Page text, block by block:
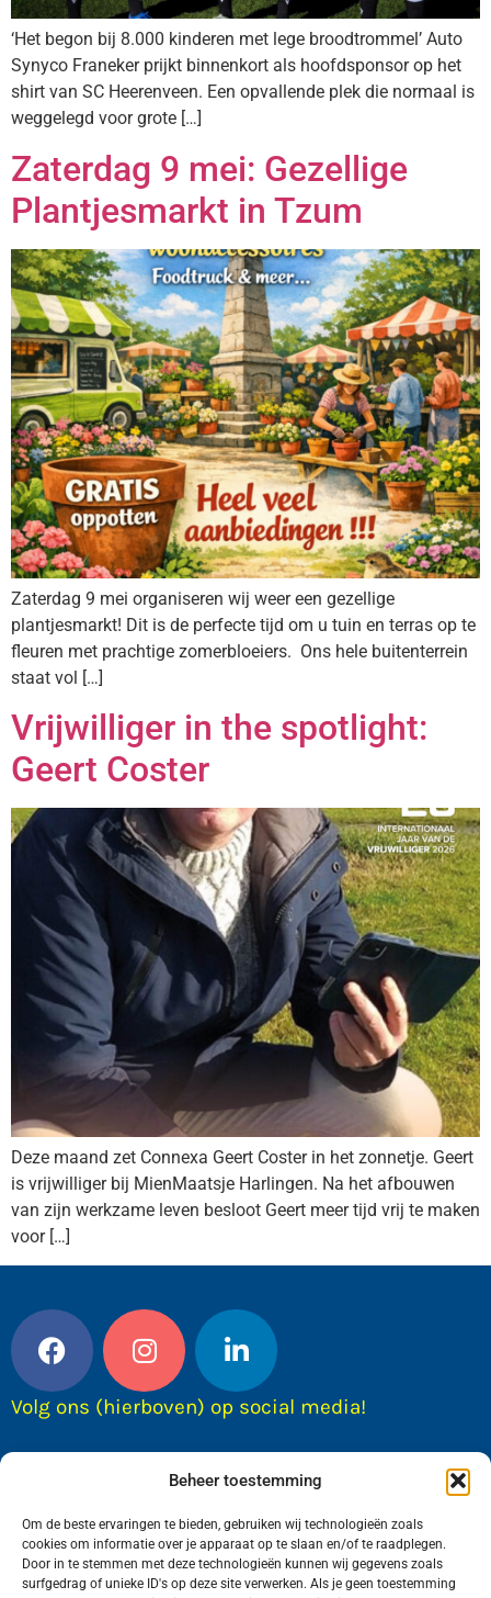
Beheer toestemming
Om de beste ervaringen te bieden, gebruiken wij technologieën zoals
cookies om informatie over je apparaat op te slaan en/of te raadplegen.
Door in te stemmen met deze technologieën kunnen wij gegevens zoals
surfgedrag of unieke ID's op deze site verwerken. Als je geen toestemming
‘Het begon bij 8.000 kinderen met lege broodtrommel’ Auto
Synyco Franeker prijkt binnenkort als hoofdsponsor op het
shirt van SC Heerenveen. Een opvallende plek die normaal is
weggelegd voor grote […]
Zaterdag 9 mei: Gezellige
Plantjesmarkt in Tzum
Zaterdag 9 mei organiseren wij weer een gezellige
plantjesmarkt! Dit is de perfecte tijd om u tuin en terras op te
fleuren met prachtige zomerbloeiers. Ons hele buitenterrein
staat vol […]
Vrijwilliger in the spotlight:
Geert Coster
Deze maand zet Connexa Geert Coster in het zonnetje. Geert
is vrijwilliger bij MienMaatsje Harlingen. Na het afbouwen
van zijn werkzame leven besloot Geert meer tijd vrij te maken
voor […]
Volg ons (hierboven) op social media!